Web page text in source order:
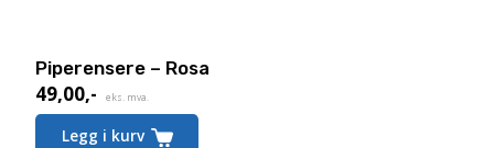
Piperensere – Rosa
49,00,- eks. mva.
Legg i kurv